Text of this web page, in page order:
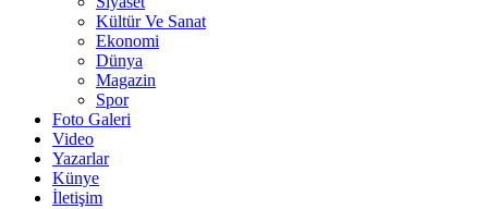
Kültür Ve Sanat
Ekonomi
Dünya
Magazin
Spor
Foto Galeri
Video
Yazarlar
Künye
İletişim